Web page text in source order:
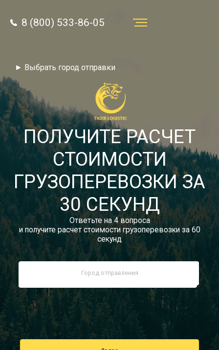
8 (800) 533-86-05
Звонок по России бесплатный
autotransport24@yandex.ru
Заказать звонок
Тарифы
Отзывы
Статьи
Новости
Документы
Контакты
► Выбрать город отправки
8 (800) 533-86-05
ПОЛУЧИТЕ РАСЧЕТ
СТОИМОСТИ
ГРУЗОПЕРЕВОЗКИ ЗА
30 СЕКУНД
Ответьте на 4 вопроса
и получите расчет стоимости грузоперевозки за 60
секунд